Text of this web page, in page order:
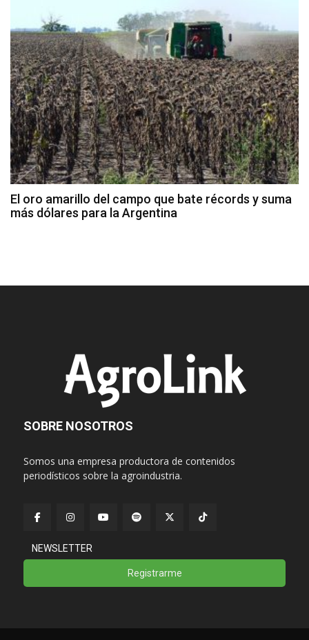
El oro amarillo del campo que bate récords y suma
más dólares para la Argentina
SOBRE NOSOTROS
Somos una empresa productora de contenidos
periodísticos sobre la agroindustria.
NEWSLETTER
Registrarme